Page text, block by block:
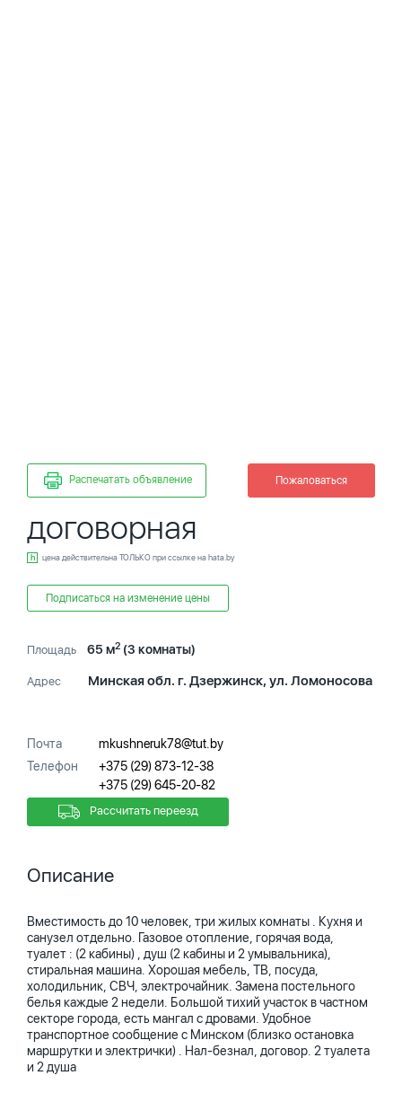
Распечатать объявление Пожаловаться
договорная
цена действительна ТОЛЬКО при ссылке на hata.by
Подписаться на изменение цены
Площадь 65 м2 (3 комнаты)
Адрес Минская обл. г. Дзержинск, ул. Ломоносова
Почта
mkushneruk78@tut.by
Телефон
+375 (29) 873-12-38
+375 (29) 645-20-82
Рассчитать переезд
Описание
Вместимость до 10 человек, три жилых комнаты . Кухня и
санузел отдельно. Газовое отопление, горячая вода,
туалет : (2 кабины) , душ (2 кабины и 2 умывальника),
стиральная машина. Хорошая мебель, ТВ, посуда,
холодильник, СВЧ, электрочайник. Замена постельного
белья каждые 2 недели. Большой тихий участок в частном
секторе города, есть мангал с дровами. Удобное
транспортное сообщение с Минском (близко остановка
маршрутки и электрички) . Нал-безнал, договор. 2 туалета
и 2 душа